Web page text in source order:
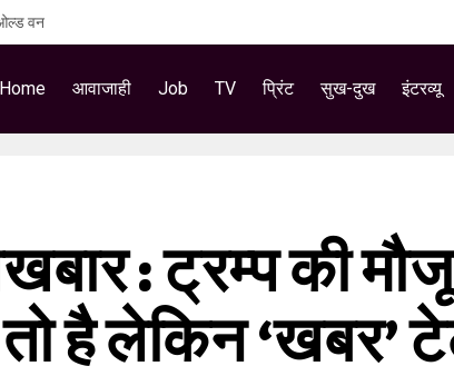
वन
Home आवाजाही Job TV प्रिंट सुख-दुख इंटरव्यू
: ट्रम्प की
है लेकिन ‘खबर’